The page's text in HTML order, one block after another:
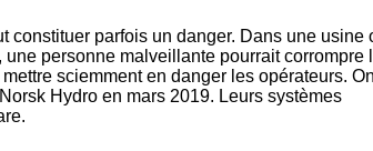
constituer parfois un danger. Dans une usine
personne malveillante pourrait corrompre
sciemment en danger les opérateurs.
Hydro en mars 2019. Leurs systèmes